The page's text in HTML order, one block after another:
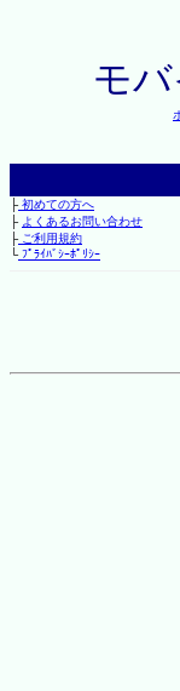
モ
├初めての方へ
├ よくあるお問い合わせ
├ご利用規約
└ﾌﾟﾗｲﾊﾞｼｰﾎﾟﾘｼｰ